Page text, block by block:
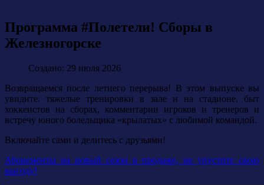
Программа #Полетели! Сборы в
Железногорске
Создано: 29 июля 2026
Возвращаемся после летнего перерыва! В этом выпуске вы
увидите: тяжелые тренировки в зале и на стадионе, быт
хоккеистов на сборах, комментарии игроков и тренеров и
встречу юного болельщика «крылатых» с любимой командой.
Включайте сами и делитесь с друзьями!
Абонементы на новый сезон в продаже, не упустите свою
выгоду!